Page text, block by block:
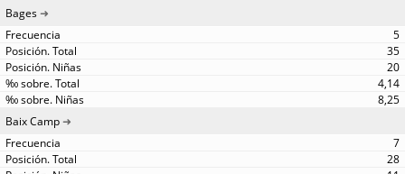
Bages
5
35
20
4,14
8,25
Baix Camp
7
28